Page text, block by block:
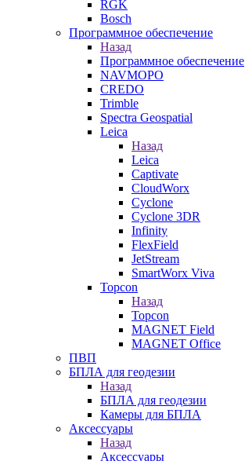
RGK
Bosch
Программное обеспечение
Назад
Программное обеспечение
NAVMOPO
CREDO
Trimble
Spectra Geospatial
Leica
Назад
Leica
Captivate
CloudWorx
Cyclone
Cyclone 3DR
Infinity
FlexField
JetStream
SmartWorx Viva
Topcon
Назад
Topcon
MAGNET Field
MAGNET Office
ПВП
БПЛА для геодезии
Назад
БПЛА для геодезии
Камеры для БПЛА
Аксессуары
Назад
Аксессуары